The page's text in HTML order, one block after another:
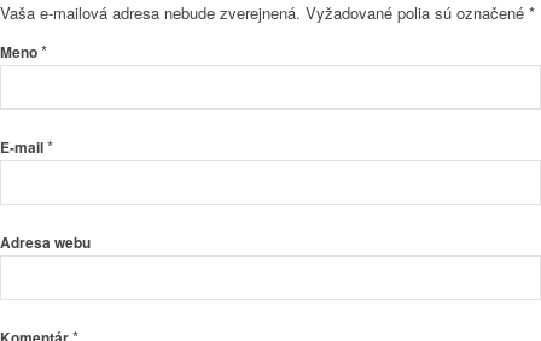
Vaša e-mailová adresa nebude zverejnená. Vyžadované polia sú označené *
Meno*
E-mail*
Adresa webu